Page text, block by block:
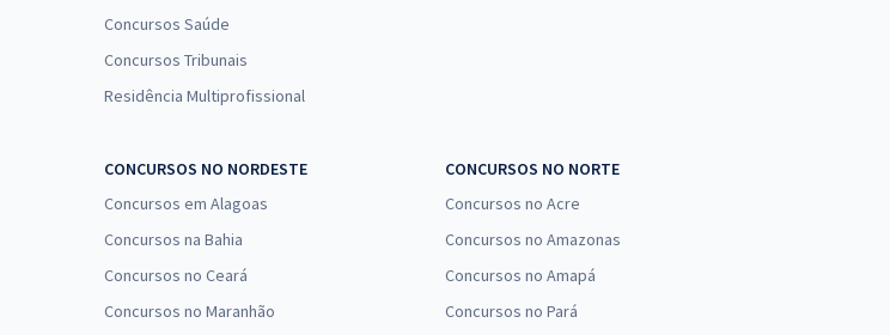
Concursos Saúde
Concursos Tribunais
Residência Multiprofissional
CONCURSOS NO NORDESTE
Concursos em Alagoas
Concursos na Bahia
Concursos no Ceará
Concursos no Maranhão
CONCURSOS NO NORTE
Concursos no Acre
Concursos no Amazonas
Concursos no Amapá
Concursos no Pará